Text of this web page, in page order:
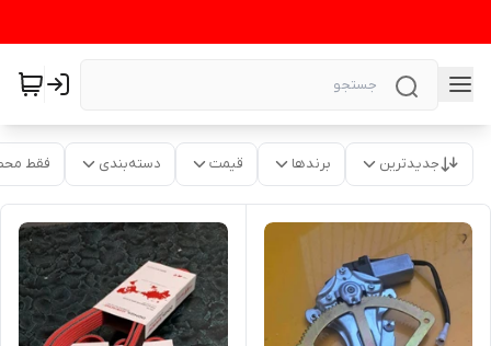
جدیدترین برندها قیمت دسته‌بندی فقط